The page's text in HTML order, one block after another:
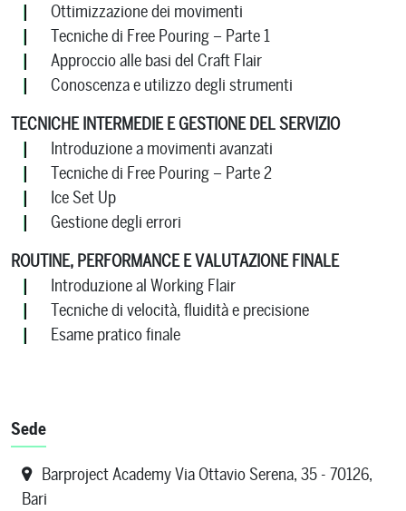
Ottimizzazione dei movimenti
Tecniche di Free Pouring – Parte 1
Approccio alle basi del Craft Flair
Conoscenza e utilizzo degli strumenti
TECNICHE INTERMEDIE E GESTIONE DEL SERVIZIO
Introduzione a movimenti avanzati
Tecniche di Free Pouring – Parte 2
Ice Set Up
Gestione degli errori
ROUTINE, PERFORMANCE E VALUTAZIONE FINALE
Introduzione al Working Flair
Tecniche di velocità, fluidità e precisione
Esame pratico finale
Sede
Barproject Academy Via Ottavio Serena, 35 - 70126,
Bari